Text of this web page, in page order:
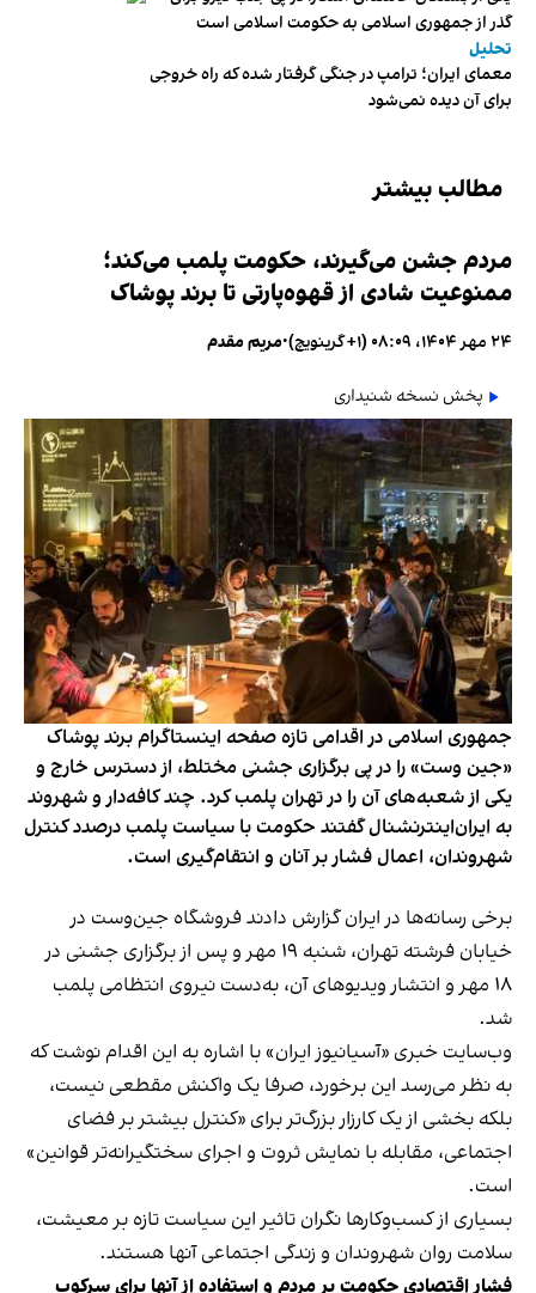
گذر از جمهوری اسلامی به حکومت اسلامی است
تحلیل
معمای ایران؛ ترامپ در جنگی گرفتار شده که راه خروجی
برای آن دیده نمی‌شود
مطالب بیشتر
مردم جشن می‌گیرند، حکومت پلمب می‌کند؛
ممنوعیت شادی از قهوه‌پارتی تا برند پوشاک
۲۴ مهر ۱۴۰۴، ۰۸:۰۹ (‎+۱ گرینویچ) •مریم مقدم
پخش نسخه شنیداری
جمهوری اسلامی در اقدامی تازه صفحه اینستاگرام برند پوشاک
«جین وست» را در پی برگزاری جشنی مختلط، از دسترس خارج و
یکی از شعبه‌های آن را در تهران پلمب کرد. چند کافه‌‌دار و شهروند
به ایران‌اینترنشنال گفتند حکومت با سیاست پلمب درصدد کنترل
شهروندان، اعمال فشار بر آنان و انتقام‌گیری است.
برخی رسانه‌ها در ایران گزارش دادند فروشگاه جین‌وست در
خیابان فرشته تهران، شنبه ۱۹ مهر و پس از برگزاری جشنی در
۱۸ مهر و انتشار ویدیوهای آن، به‌دست نیروی انتظامی پلمب
شد.
وب‌سایت خبری «آسیانیوز ایران» با اشاره به این اقدام نوشت که
به نظر می‌رسد این برخورد، صرفا یک واکنش مقطعی نیست،
بلکه بخشی از یک کارزار بزرگ‌تر برای «کنترل بیشتر بر فضای
اجتماعی، مقابله با نمایش ثروت و اجرای سختگیرانه‌تر قوانین»
است.
بسیاری از کسب‌وکارها نگران تاثیر این سیاست‌ تازه بر معیشت،
سلامت روان شهروندان و زندگی اجتماعی آنها هستند.
فشار اقتصادی حکومت بر مردم و استفاده از آنها برای سرکوب